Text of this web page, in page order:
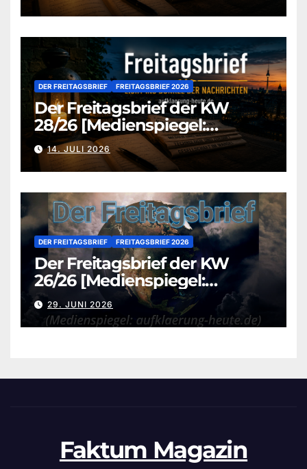
DER FREITAGSBRIEF FREITAGSBRIEF 2026
Der Freitagsbrief der KW
28/26 [Medienspiegel:
aufklaerung-heute.de]
14. JULI 2026
DER FREITAGSBRIEF FREITAGSBRIEF 2026
Der Freitagsbrief der KW
26/26 [Medienspiegel:
aufklaerung-heute.de]
29. JUNI 2026
Faktum Magazin